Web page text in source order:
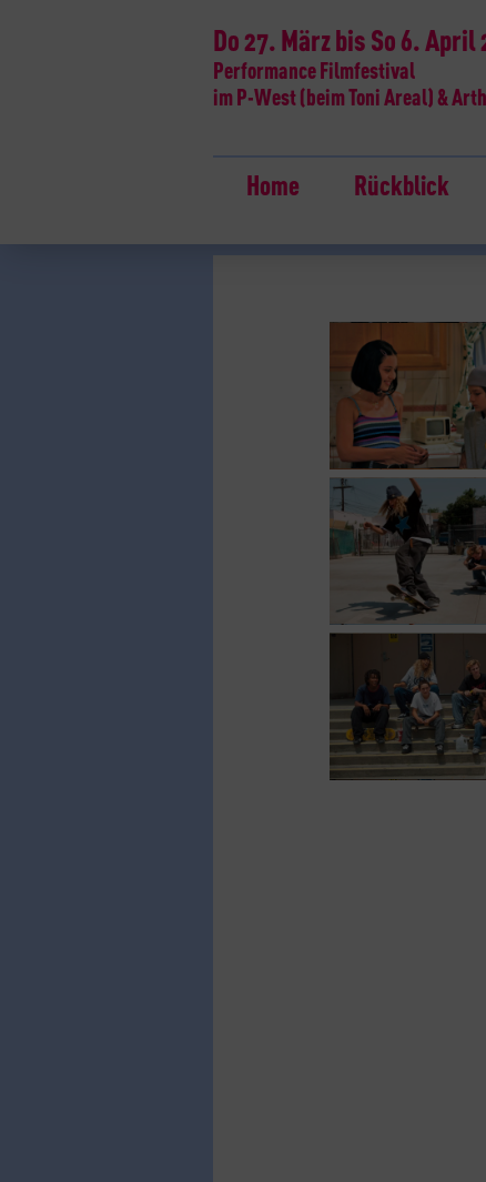
Do 27. März bis So 6. April
Performance Filmfestival
im P-West (beim Toni Areal) &
Home Rückblick